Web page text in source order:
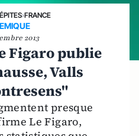
›FRANCE
2013
Figaro publie
Valls
presque
Le Figaro,